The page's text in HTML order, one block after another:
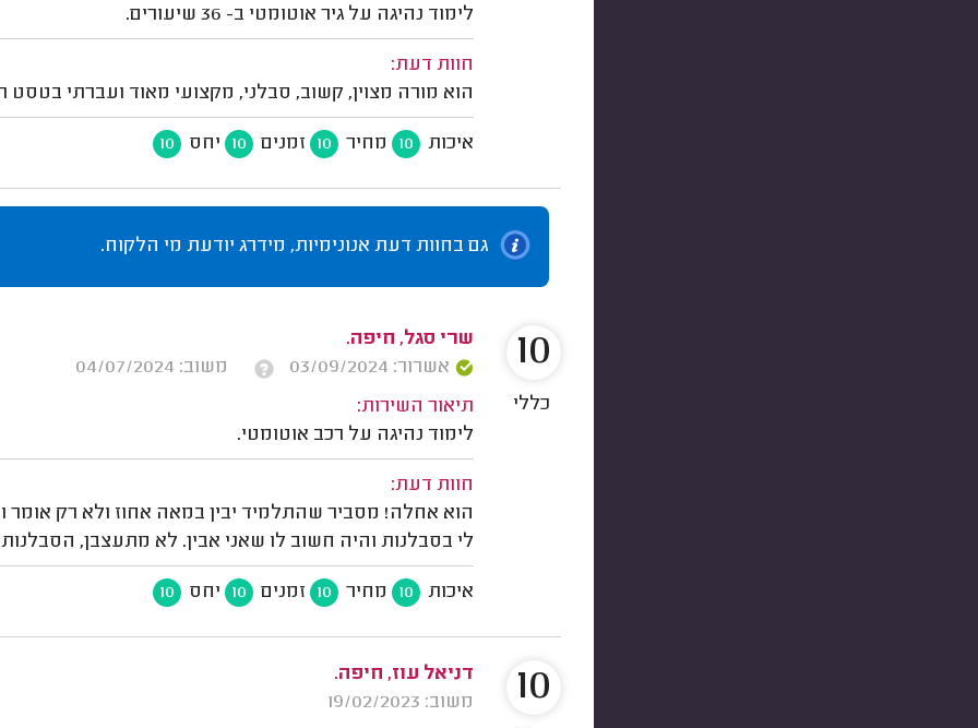
לימוד נהיגה על גיר אוטומטי ב- 36 שיעורים.
חוות דעת:
הוא מורה מצוין, קשוב, סבלני, מקצועי מאוד ועברתי בטסט
איכות 10 מחיר 10 זמנים 10 יחס 10
גם בחוות דעת אנונימיות, מידרג יודעת מי הלקוח.
שרי סגל, חיפה.
אשרור: 03/09/2024
משוב: 04/07/2024
תיאור השירות:
לימוד נהיגה על רכב אוטומטי.
חוות דעת:
הוא אחלה! מסביר שהתלמיד יבין במאה אחוז ולא רק
לי בסבלנות והיה חשוב לו שאני אבין. לא מתעצבן,
איכות 10 מחיר 10 זמנים 10 יחס 10
10
כללי
דניאל עוז, חיפה.
משוב: 19/02/2023
10